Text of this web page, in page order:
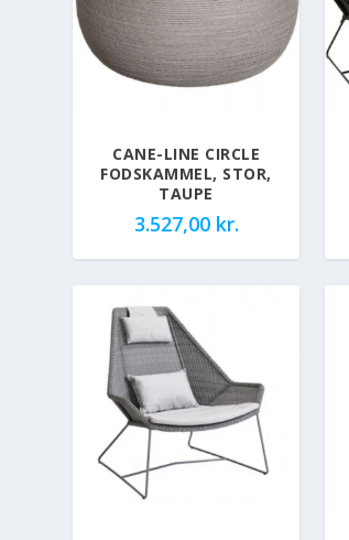
CANE-LINE CIRCLE
FODSKAMMEL, STOR,
TAUPE
3.527,00 kr.